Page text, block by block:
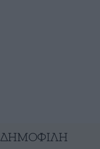
ΔΗΜΟΦΙΛΗ